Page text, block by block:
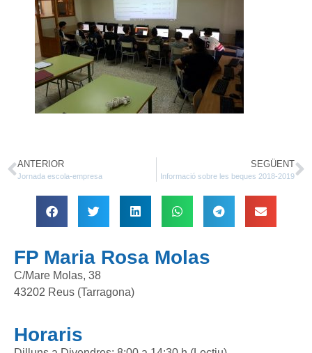
ANTERIOR
Jornada escola-empresa
SEGÜENT
Informació sobre les beques 2018-2019
FP Maria Rosa Molas
C/Mare Molas, 38
43202 Reus (Tarragona)
Horaris